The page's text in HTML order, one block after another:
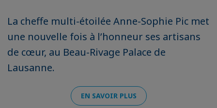
La cheffe multi-étoilée Anne-Sophie Pic met
une nouvelle fois à l’honneur ses artisans
de cœur, au Beau-Rivage Palace de
Lausanne.
EN SAVOIR PLUS